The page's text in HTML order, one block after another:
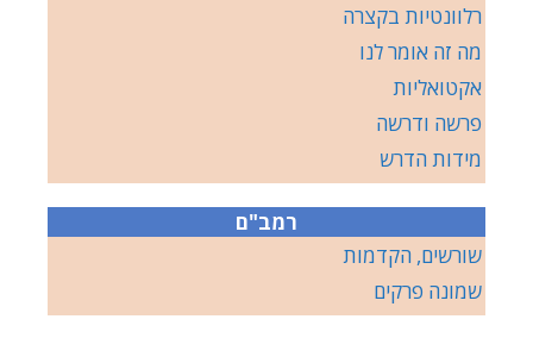
רלוונטיות בקצרה
מה זה אומר לנו
אקטואליות
פרשה ודרשה
מידות הדרש
רמב"ם
שורשים, הקדמות
שמונה פרקים